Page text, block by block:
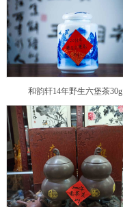
和韵轩14年野生六堡茶30g